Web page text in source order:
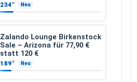
234° Neu
Zalando Lounge Birkenstock
Sale – Arizona für 77,90 €
statt 120 €
189° Neu